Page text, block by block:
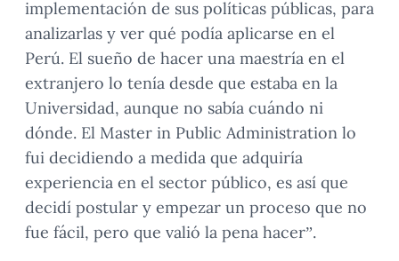
implementación de sus políticas públicas, para
analizarlas y ver qué podía aplicarse en el
Perú. El sueño de hacer una maestría en el
extranjero lo tenía desde que estaba en la
Universidad, aunque no sabía cuándo ni
dónde. El Master in Public Administration lo
fui decidiendo a medida que adquiría
experiencia en el sector público, es así que
decidí postular y empezar un proceso que no
fue fácil, pero que valió la pena hacer”.